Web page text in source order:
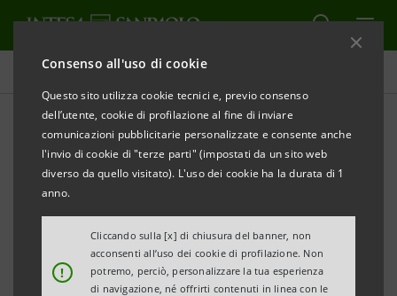
Consenso all'uso di cookie
Questo sito utilizza cookie tecnici e, previo consenso
dell’utente, cookie di profilazione al fine di inviare
comunicazioni pubblicitarie personalizzate e consente anche
l'invio di cookie di "terze parti" (impostati da un sito web
diverso da quello visitato). L'uso dei cookie ha la durata di 1
anno.
!
Cliccando sulla [x] di chiusura del banner, non
acconsenti all’uso dei cookie di profilazione. Non
potremo, perciò, personalizzare la tua esperienza
di navigazione, né offrirti contenuti in linea con le
Tutti gli eventi sostenuti dalla banca
CULTURA
“VIVONO”, una mostra al
Centro Pecci